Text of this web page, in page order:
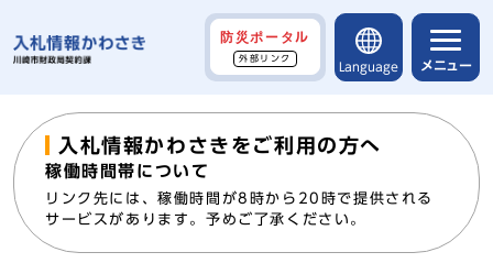
防災ポータル
外部リンク
Language メニュー
入札情報かわさきをご利用の方へ
稼働時間帯について
リンク先には、稼働時間が8時から20時で提供される
サービスがあります。予めご了承ください。